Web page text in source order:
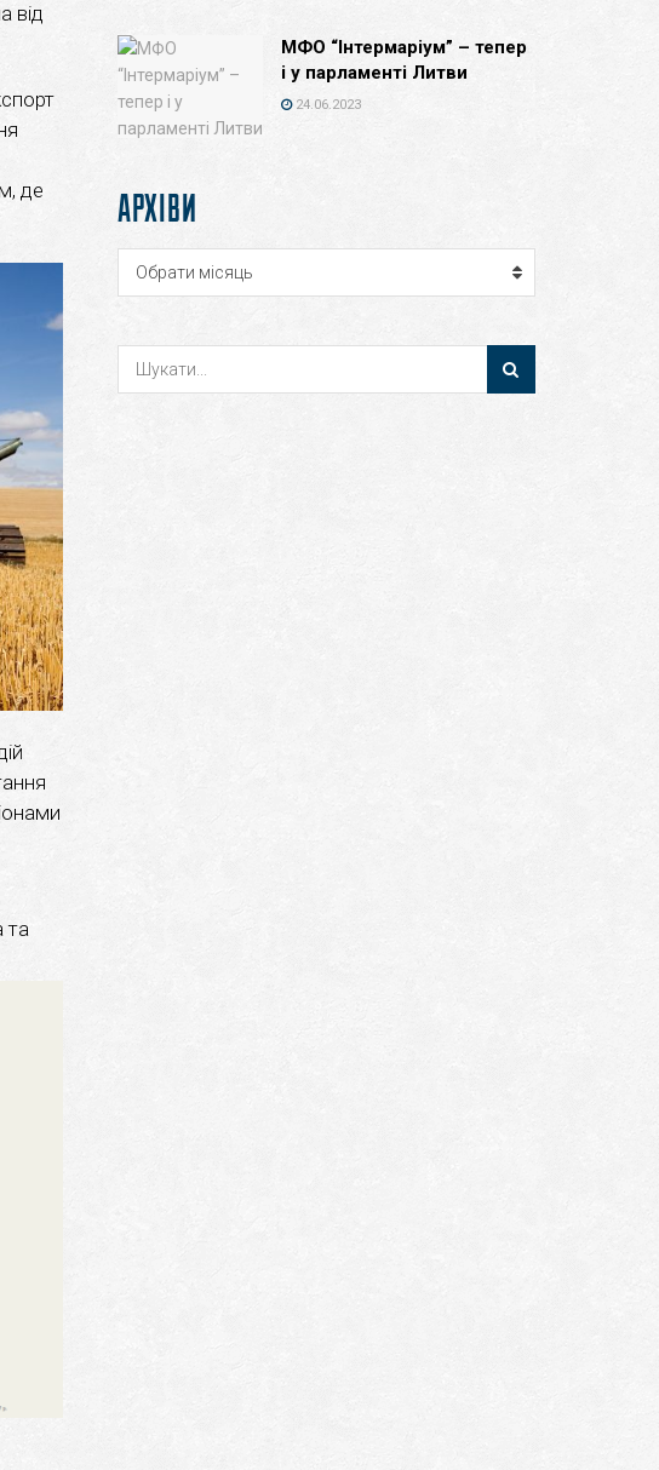
від
де
та
МФО “Інтермаріум” – тепер
і у парламенті Литви
24.06.2023
АРХІВИ
Архіви
Обрати місяць